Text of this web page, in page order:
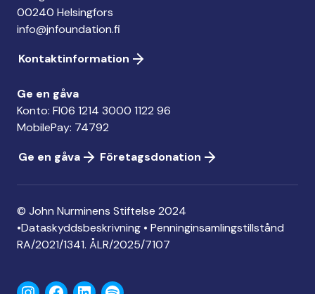
00240 Helsingfors
info@jnfoundation.fi
Kontaktinformation
Ge en gåva
Konto: FI06 1214 3000 1122 96
MobilePay: 74792
Ge en gåva
Företagsdonation
© John Nurminens Stiftelse 2024
•Dataskyddsbeskrivning • Penninginsamlingstillstånd
RA/2021/1341. ÅLR/2025/7107